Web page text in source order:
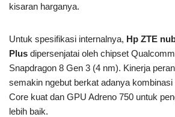
kisaran harganya.
Untuk spesifikasi internalnya, Hp ZTE
Plus dipersenjatai oleh chipset
Snapdragon 8 Gen 3 (4 nm). Kinerja
semakin ngebut berkat adanya
Core kuat dan GPU Adreno 750 untuk
lebih baik.